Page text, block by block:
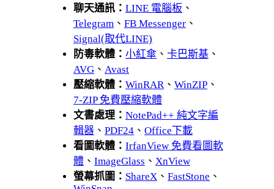
聊天通訊： LINE 電腦板 、
Telegram 、 FB Messenger 、
Signal(取代LINE)
防毒軟體： 小紅傘 、 卡巴斯基 、
AVG 、 Avast
壓縮軟體： WinRAR、 WinZIP 、
7-ZIP 免費壓縮軟體
文書處理： NotePad++ 純文字編
輯器 、 PDF24 、 Office下載
看圖軟體： IrfanView 免費看圖軟
體 、 ImageGlass 、 XnView
螢幕抓圖： ShareX 、 FastStone 、